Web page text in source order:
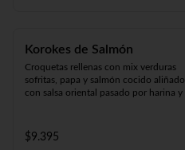
Korokes de Salmón
Croquetas rellenas con mix verduras
sofritas, papa y salmón cocido aliñado
con salsa oriental pasado por harina y
(5unidades).
$9.395